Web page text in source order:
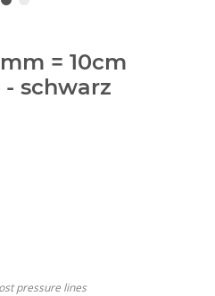
= 10cm
schwarz
pressure lines